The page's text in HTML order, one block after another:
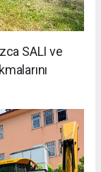
SALI ve